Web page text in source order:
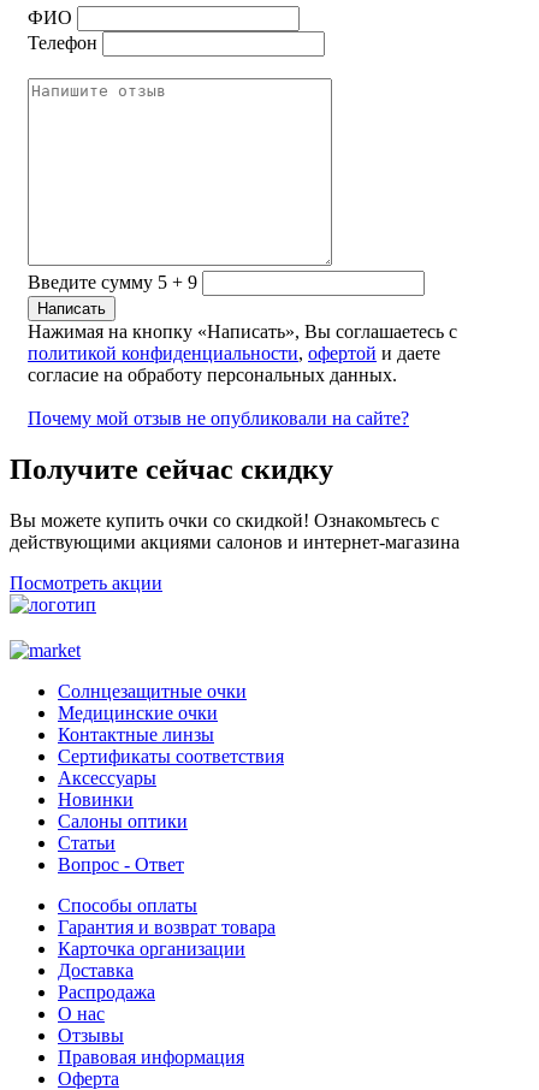
ФИО
Телефон
Введите сумму 5 + 9
Нажимая на кнопку «Написать», Вы соглашаетесь с
политикой конфиденциальности, офертой и даете
согласие на обработу персональных данных.
Почему мой отзыв не опубликовали на сайте?
Получите сейчас скидку
Вы можете купить очки со скидкой! Ознакомьтесь с
действующими акциями салонов и интернет-магазина
Посмотреть акции
Солнцезащитные очки
Медицинские очки
Контактные линзы
Сертификаты соответствия
Аксессуары
Новинки
Салоны оптики
Статьи
Вопрос - Ответ
Способы оплаты
Гарантия и возврат товара
Карточка организации
Доставка
Распродажа
О нас
Отзывы
Правовая информация
Оферта